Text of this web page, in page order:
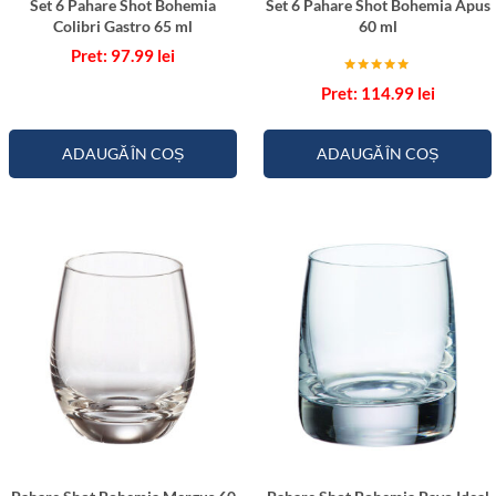
S
a
r
i
5
l
Set 6 Pahare Shot Bohemia
Colibri Gastro 65 ml
97.99 lei
ADAUGĂ ÎN COȘ
Set 6 Pahare Shot Bohemia Apus
60 ml
5.00
114.99 lei
ADAUGĂ ÎN COȘ